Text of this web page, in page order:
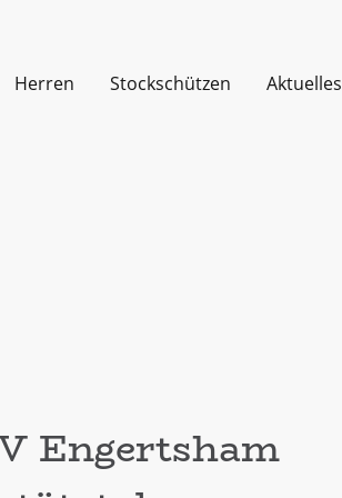
Herren Stockschützen Aktuelles
Engertsham